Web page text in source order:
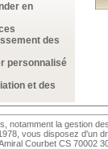
en
des
personnalisé
et des
notamment la gestion
vous disposez
Courbet CS 70002